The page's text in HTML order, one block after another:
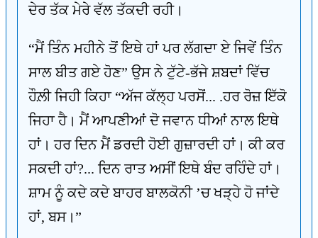
ਦੇਰ ਤੱਕ ਮੇਰੇ ਵੱਲ ਤੱਕਦੀ ਰਹੀ।
“ਮੈਂ ਤਿੰਨ ਮਹੀਨੇ ਤੋਂ ਇਥੇ ਹਾਂ ਪਰ ਲੱਗਦਾ ਏ ਜਿਵੇਂ ਤਿੰਨ
ਸਾਲ ਬੀਤ ਗਏ ਹੋਣ” ਉਸ ਨੇ ਟੁੱਟੇ-ਭੱਜੇ ਸ਼ਬਦਾਂ ਵਿੱਚ
ਹੌਲ਼ੀ ਜਿਹੀ ਕਿਹਾ “ਅੱਜ ਕੱਲ੍ਹ ਪਰਸੋਂ... .ਹਰ ਰੋਜ਼ ਇੱਕੋ
ਜਿਹਾ ਹੈ। ਮੈਂ ਆਪਣੀਆਂ ਦੋ ਜਵਾਨ ਧੀਆਂ ਨਾਲ ਇਥੇ
ਹਾਂ। ਹਰ ਦਿਨ ਮੈਂ ਡਰਦੀ ਹੋਈ ਗੁਜ਼ਾਰਦੀ ਹਾਂ। ਕੀ ਕਰ
ਸਕਦੀ ਹਾਂ?... ਦਿਨ ਰਾਤ ਅਸੀਂ ਇਥੇ ਬੰਦ ਰਹਿੰਦੇ ਹਾਂ।
ਸ਼ਾਮ ਨੂੰ ਕਦੇ ਕਦੇ ਬਾਹਰ ਬਾਲਕੋਨੀ ’ਚ ਖੜ੍ਹੇ ਹੋ ਜਾਂਦੇ
ਹਾਂ, ਬਸ।”